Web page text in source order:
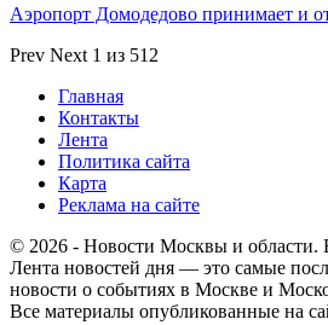
Аэропорт Домодедово принимает и
Prev Next 1 из 512
Главная
Контакты
Лента
Политика сайта
Карта
Реклама на сайте
© 2026 - Новости Москвы и области.
Лента новостей дня — это самые
новости о событиях в Москве и
Все материалы опубликованные на